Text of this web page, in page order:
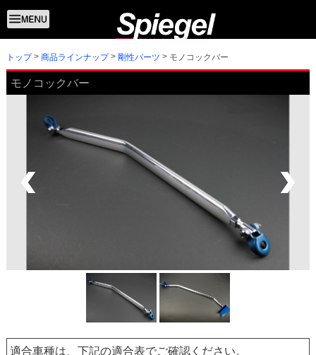
トップ 商品ラインナップ 剛性パーツ モノコックバー
モノコックバー
適合車種は、下記の適合表でご確認ください。